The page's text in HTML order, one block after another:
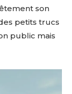
son
petits trucs
public mais